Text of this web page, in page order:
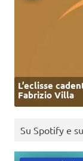
L’eclisse
Fabrizio Villa
Su Spotify e